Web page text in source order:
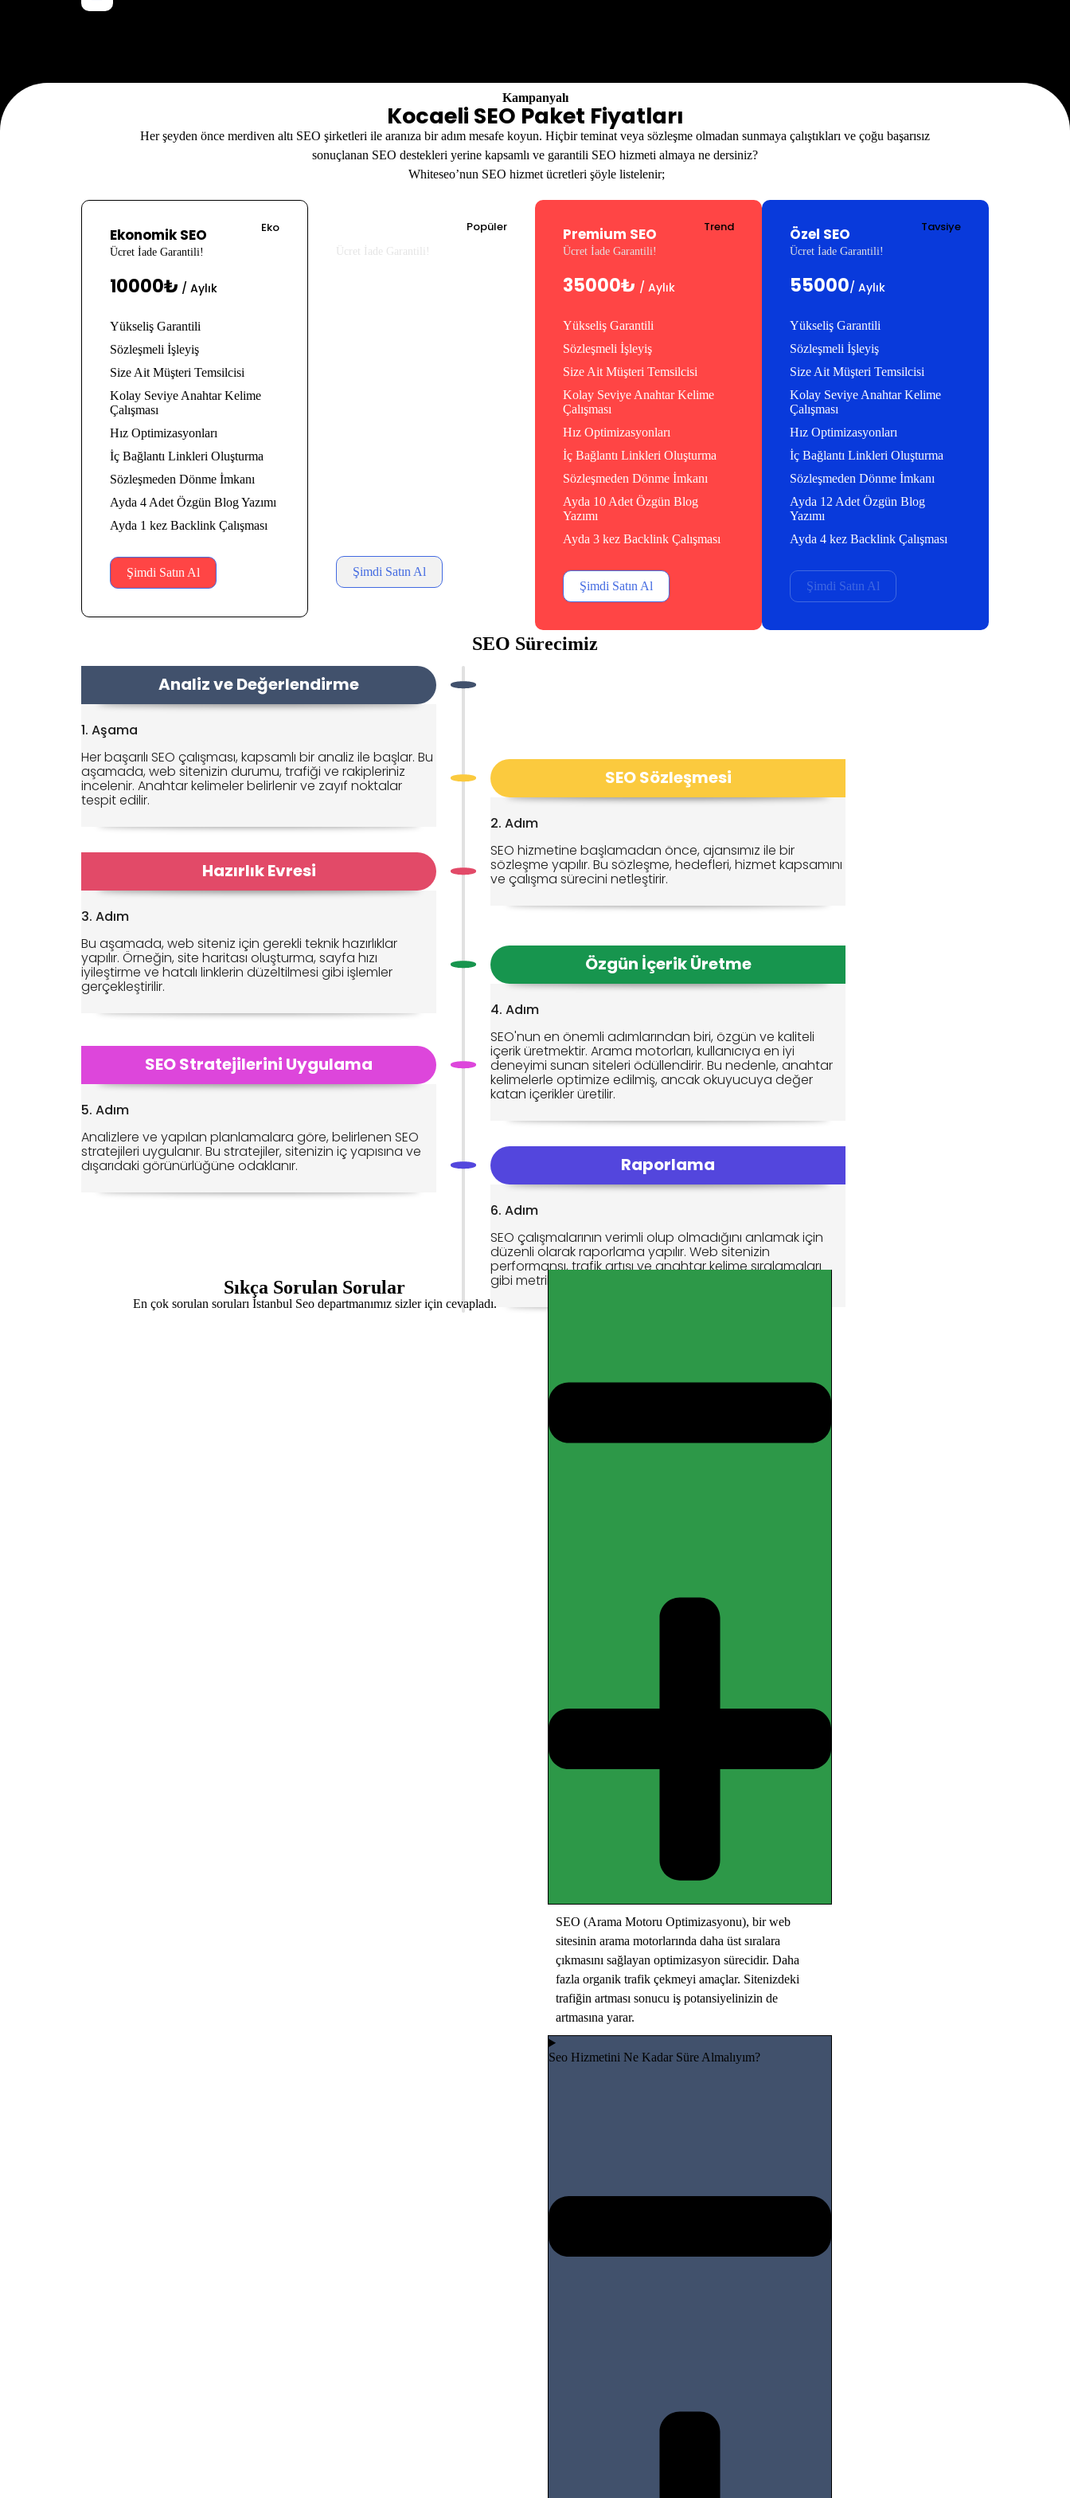
Kampanyalı
Kocaeli SEO Paket Fiyatları
Her şeyden önce merdiven altı SEO şirketleri ile aranıza bir adım mesafe koyun. Hiçbir teminat veya sözleşme olmadan sunmaya çalıştıkları ve çoğu başarısız
sonuçlanan SEO destekleri yerine kapsamlı ve garantili SEO hizmeti almaya ne dersiniz?
Whiteseo’nun SEO hizmet ücretleri şöyle listelenir;
Ekonomik SEO Eko
Ücret İade Garantili!
10000₺ / Aylık
Yükseliş Garantili
Sözleşmeli İşleyiş
Size Ait Müşteri Temsilcisi
Kolay Seviye Anahtar Kelime
Çalışması
Hız Optimizasyonları
İç Bağlantı Linkleri Oluşturma
Sözleşmeden Dönme İmkanı
Ayda 4 Adet Özgün Blog Yazımı
Ayda 1 kez Backlink Çalışması
Şimdi Satın Al
Popüler
Ücret İade Garantili!
Şimdi Satın Al
Premium SEO Trend
Ücret İade Garantili!
35000₺ / Aylık
Yükseliş Garantili
Sözleşmeli İşleyiş
Size Ait Müşteri Temsilcisi
Kolay Seviye Anahtar Kelime
Çalışması
Hız Optimizasyonları
İç Bağlantı Linkleri Oluşturma
Sözleşmeden Dönme İmkanı
Ayda 10 Adet Özgün Blog
Yazımı
Ayda 3 kez Backlink Çalışması
Şimdi Satın Al
Özel SEO Tavsiye
Ücret İade Garantili!
55000/ Aylık
Yükseliş Garantili
Sözleşmeli İşleyiş
Size Ait Müşteri Temsilcisi
Kolay Seviye Anahtar Kelime
Çalışması
Hız Optimizasyonları
İç Bağlantı Linkleri Oluşturma
Sözleşmeden Dönme İmkanı
Ayda 12 Adet Özgün Blog
Yazımı
Ayda 4 kez Backlink Çalışması
Şimdi Satın Al
SEO Sürecimiz
Analiz ve Değerlendirme
1. Aşama
Her başarılı SEO çalışması, kapsamlı bir analiz ile başlar. Bu
aşamada, web sitenizin durumu, trafiği ve rakipleriniz
incelenir. Anahtar kelimeler belirlenir ve zayıf noktalar
tespit edilir.
SEO Sözleşmesi
2. Adım
SEO hizmetine başlamadan önce, ajansımız ile bir
sözleşme yapılır. Bu sözleşme, hedefleri, hizmet kapsamını
ve çalışma sürecini netleştirir.
Hazırlık Evresi
3. Adım
Bu aşamada, web siteniz için gerekli teknik hazırlıklar
yapılır. Örneğin, site haritası oluşturma, sayfa hızı
iyileştirme ve hatalı linklerin düzeltilmesi gibi işlemler
gerçekleştirilir.
Özgün İçerik Üretme
4. Adım
SEO'nun en önemli adımlarından biri, özgün ve kaliteli
içerik üretmektir. Arama motorları, kullanıcıya en iyi
deneyimi sunan siteleri ödüllendirir. Bu nedenle, anahtar
kelimelerle optimize edilmiş, ancak okuyucuya değer
katan içerikler üretilir.
SEO Stratejilerini Uygulama
5. Adım
Analizlere ve yapılan planlamalara göre, belirlenen SEO
stratejileri uygulanır. Bu stratejiler, sitenizin iç yapısına ve
dışarıdaki görünürlüğüne odaklanır. Raporlama
6. Adım
SEO çalışmalarının verimli olup olmadığını anlamak için
düzenli olarak raporlama yapılır. Web sitenizin
performansı, trafik artışı ve anahtar kelime sıralamaları
gibi metrikler analiz edilir.
Sıkça Sorulan Sorular
En çok sorulan soruları İstanbul Seo departmanımız sizler için cevapladı.
SEO Nedir? Ne İşe Yarar?
SEO (Arama Motoru Optimizasyonu), bir web
sitesinin arama motorlarında daha üst sıralara
çıkmasını sağlayan optimizasyon sürecidir. Daha
fazla organik trafik çekmeyi amaçlar. Sitenizdeki
trafiğin artması sonucu iş potansiyelinizin de
artmasına yarar.
Seo Hizmetini Ne Kadar Süre Almalıyım?